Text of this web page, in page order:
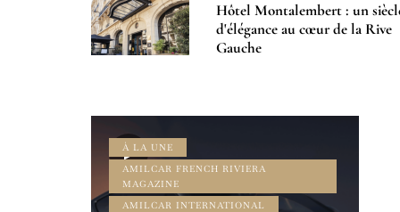
Hôtel Montalembert : un
d'élégance au cœur de la Rive
Gauche
À LA UNE
AMILCAR FRENCH RIVIERA
MAGAZINE
AMILCAR INTERNATIONAL